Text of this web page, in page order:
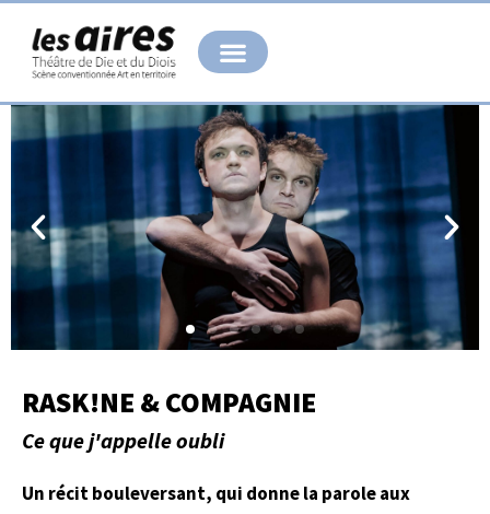
contenu
RASK!NE & COMPAGNIE
Ce que j'appelle oubli
Un récit bouleversant, qui donne la parole aux